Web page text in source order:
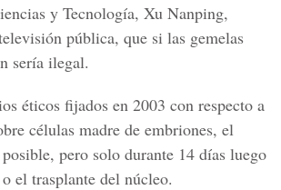
y Tecnología, Xu Nanping,
pública, que si las gemelas
sería ilegal.
éticos fijados en 2003 con respecto a
células madre de embriones, el
pero solo durante 14 días luego
el trasplante del núcleo.